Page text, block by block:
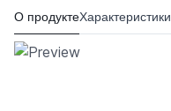
О продуктеХарактеристики